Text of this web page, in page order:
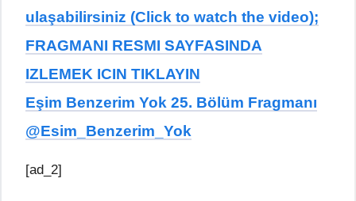
ulaşabilirsiniz (Click to watch the video);
FRAGMANI RESMI SAYFASINDA
IZLEMEK ICIN TIKLAYIN
Eşim Benzerim Yok 25. Bölüm Fragmanı
@Esim_Benzerim_Yok
[ad_2]